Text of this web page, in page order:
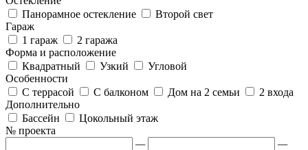
Панорамное остекление
Второй свет
Гараж
1 гараж
2 гаража
Форма и расположение
Квадратный
Узкий
Угловой
Особенности
С террасой
С балконом Дом на 2 семьи
2 входа
Дополнительно
Бассейн
Цокольный этаж
№ проекта
—
—